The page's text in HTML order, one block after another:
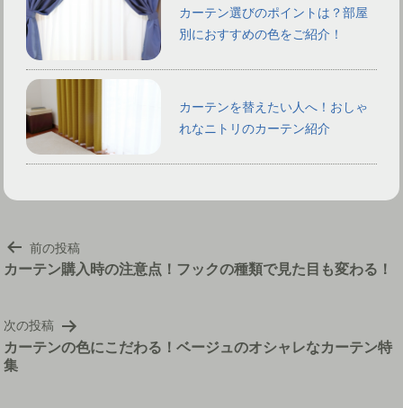
カーテン選びのポイントは？部屋
別におすすめの色をご紹介！
カーテンを替えたい人へ！おしゃ
れなニトリのカーテン紹介
投
稿
ゲ
ー
シ
前の投稿
カーテン購入時の注意点！フックの種類で見た目も変わる！
次の投稿
カーテンの色にこだわる！ベージュのオシャレなカーテン特
集